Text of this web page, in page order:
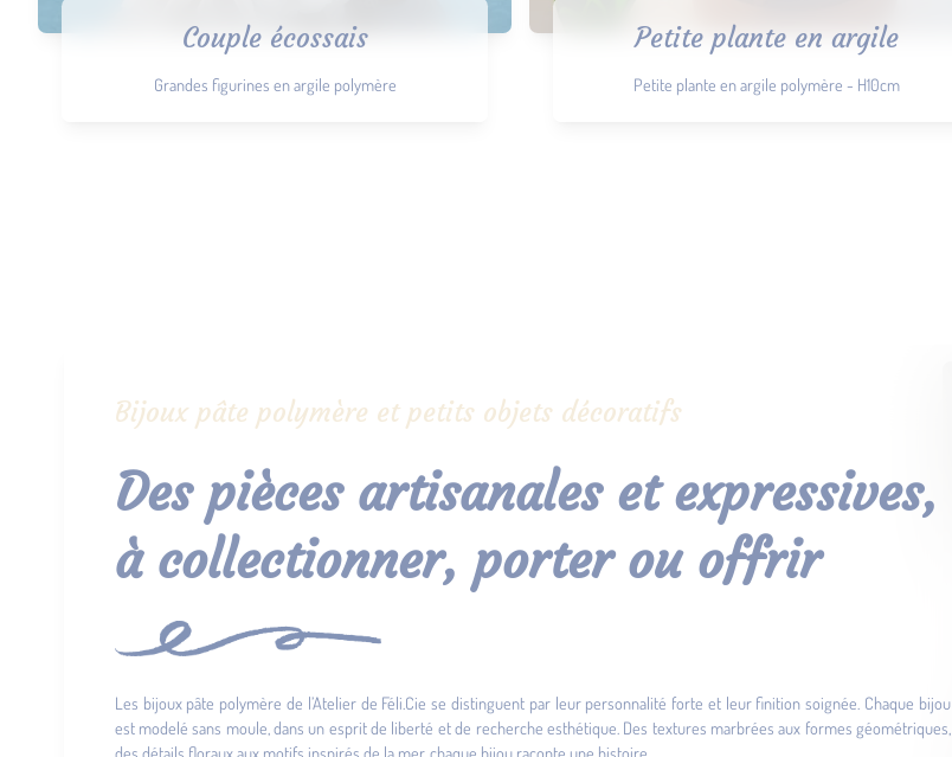
Couple écossais
Grandes figurines en argile polymère
Petite plante en argile
Petite plante en argile polymère - H10cm
Bijoux pâte polymère et petits objets décoratifs
Des pièces artisanales et expressives,
à collectionner, porter ou offrir
Les bijoux pâte polymère de l’Atelier de Féli.Cie se distinguent par leur personnalité forte et leur finition soignée. Chaque bijou
est modelé sans moule, dans un esprit de liberté et de recherche esthétique. Des textures marbrées aux formes géométriques,
des détails floraux aux motifs inspirés de la mer, chaque bijou raconte une histoire.